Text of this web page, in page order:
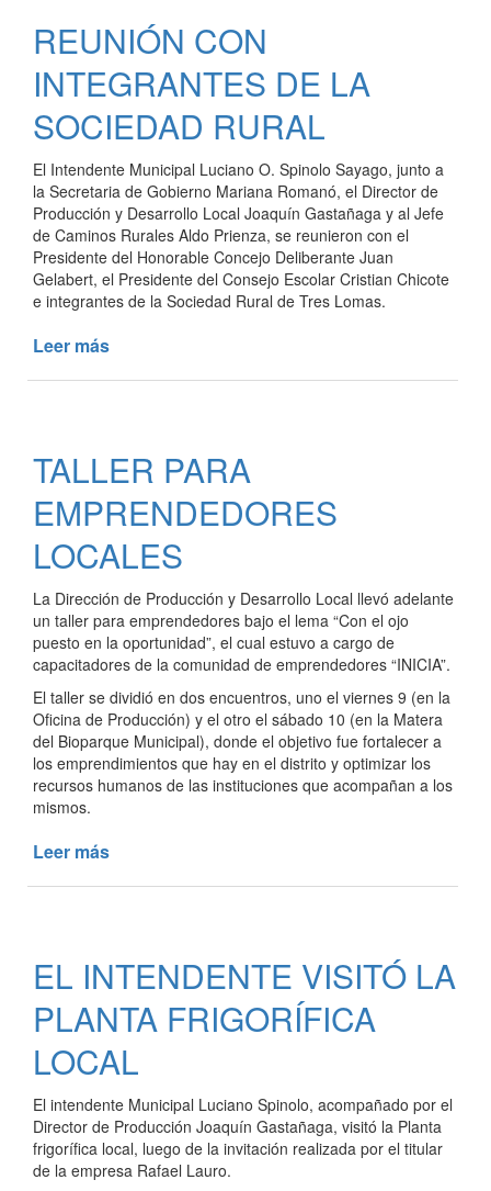
FINANCIAMIENTO
PARA
EMPRESAS
REUNIÓN CON
INTEGRANTES DE LA
SOCIEDAD RURAL
El Intendente Municipal Luciano O. Spinolo Sayago, junto a
la Secretaria de Gobierno Mariana Romanó, el Director de
Producción y Desarrollo Local Joaquín Gastañaga y al Jefe
de Caminos Rurales Aldo Prienza, se reunieron con el
Presidente del Honorable Concejo Deliberante Juan
Gelabert, el Presidente del Consejo Escolar Cristian Chicote
e integrantes de la Sociedad Rural de Tres Lomas.
Leer más
LA
SOCIEDAD
RURAL
TALLER PARA
EMPRENDEDORES
LOCALES
La Dirección de Producción y Desarrollo Local llevó adelante
un taller para emprendedores bajo el lema “Con el ojo
puesto en la oportunidad”, el cual estuvo a cargo de
capacitadores de la comunidad de emprendedores “INICIA”.
El taller se dividió en dos encuentros, uno el viernes 9 (en la
Oficina de Producción) y el otro el sábado 10 (en la Matera
del Bioparque Municipal), donde el objetivo fue fortalecer a
los emprendimientos que hay en el distrito y optimizar los
recursos humanos de las instituciones que acompañan a los
mismos.
Leer más
EL INTENDENTE VISITÓ LA
PLANTA FRIGORÍFICA
LOCAL
El intendente Municipal Luciano Spinolo, acompañado por el
Director de Producción Joaquín Gastañaga, visitó la Planta
frigorífica local, luego de la invitación realizada por el titular
de la empresa Rafael Lauro.